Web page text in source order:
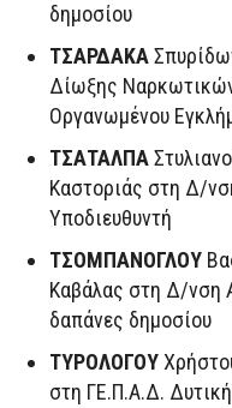
δημοσίου
ΤΣΑΡΔΑΚΑ
Δίωξης
Οργανωμένου
ΤΣΑΤΑΛΠΑ
Καστοριάς στη Δ/
Υποδιευθυντή
ΤΣΟΜΠΑΝΟΓΛΟΥ
Καβάλας στη Δ/νση
δαπάνες δημοσίου
ΤΥΡΟΛΟΓΟΥ
στη ΓΕ.Π.Α.Δ.